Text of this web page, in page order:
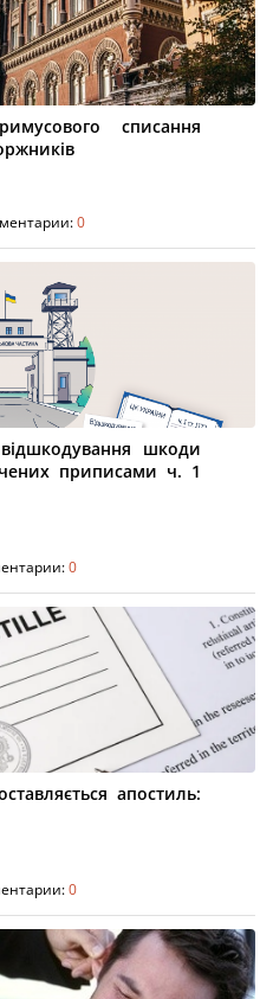
списання
0
шкоди
приписами ч. 1
0
апостиль:
0